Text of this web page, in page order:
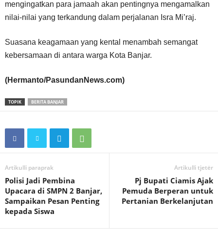
mengingatkan para jamaah akan pentingnya mengamalkan
nilai-nilai yang terkandung dalam perjalanan Isra Mi’raj.
Suasana keagamaan yang kental menambah semangat
kebersamaan di antara warga Kota Banjar.
(Hermanto/PasundanNews.com)
TOPIK BERITA BANJAR
Artikulli paraprak
Polisi Jadi Pembina
Upacara di SMPN 2 Banjar,
Sampaikan Pesan Penting
kepada Siswa
Artikulli tjetër
Pj Bupati Ciamis Ajak
Pemuda Berperan untuk
Pertanian Berkelanjutan